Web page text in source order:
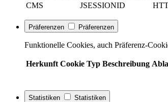
CMS
JSESSIONID
Präferenzen Präferenzen
Funktionelle Cookies, auch Präferenz-
Herkunft Cookie Typ Beschreibung
Statistiken Statistiken